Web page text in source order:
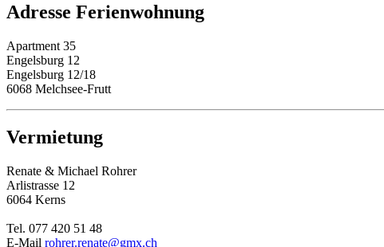
Adresse Ferienwohnung
Apartment 35
Engelsburg 12
Engelsburg 12/18
6068 Melchsee-Frutt
Vermietung
Renate & Michael Rohrer
Arlistrasse 12
6064 Kerns
Tel. 077 420 51 48
E-Mail rohrer.renate@gmx.ch